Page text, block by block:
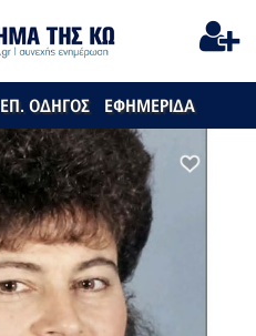
ΕΠ. ΟΔΗΓΟΣ ΕΦΗΜΕΡΙΔΑ